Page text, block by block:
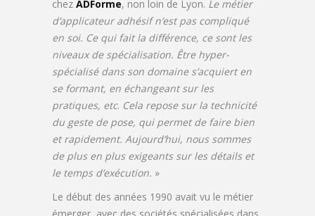
chez ADForme, non loin de Lyon. Le métier
d’applicateur adhésif n’est pas compliqué
en soi. Ce qui fait la différence, ce sont les
niveaux de spécialisation. Être hyper-
spécialisé dans son domaine s’acquiert en
se formant, en échangeant sur les
pratiques, etc. Cela repose sur la technicité
du geste de pose, qui permet de faire bien
et rapidement. Aujourd’hui, nous sommes
de plus en plus exigeants sur les détails et
le temps d’exécution. »
Le début des années 1990 avait vu le métier